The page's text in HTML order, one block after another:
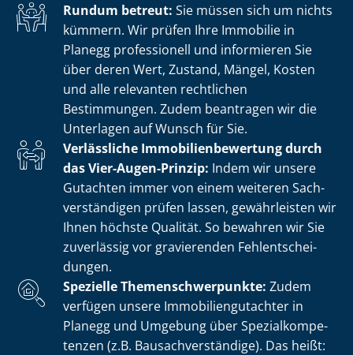
Rundum betreut: Sie müssen sich um nichts
kümmern. Wir prüfen Ihre Immobilie in
Planegg professionell und informieren Sie
über deren Wert, Zustand, Mängel, Kosten
und alle relevanten rechtlichen
Bestimmungen. Zudem beantragen wir die
Unterlagen auf Wunsch für Sie.
Verlässliche Im­mo­bi­li­en­be­wer­tung durch
das Vier-Augen-Prinzip: Indem wir unsere
Gutachten immer von einem weiteren Sach­
ver­stän­di­gen prüfen lassen, gewährleisten wir
Ihnen höchste Qualität. So bewahren wir Sie
zuverlässig vor gravierenden Fehl­ent­schei­
dun­gen.
Spezielle The­men­schwer­punk­te: Zudem
verfügen unsere Im­mo­bi­li­en­gut­ach­ter in
Planegg und Umgebung über Spe­zi­al­kom­pe­
ten­zen (z.B. Bau­sach­ver­stän­di­ge). Das heißt: